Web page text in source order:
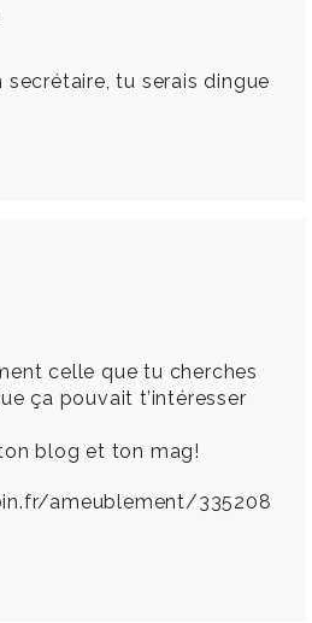
secrétaire, tu serais dingue
celle que tu cherches
ça pouvait t’intéresser
blog et ton mag!
ameublement/335208